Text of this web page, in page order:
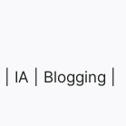
IA | Blogging |